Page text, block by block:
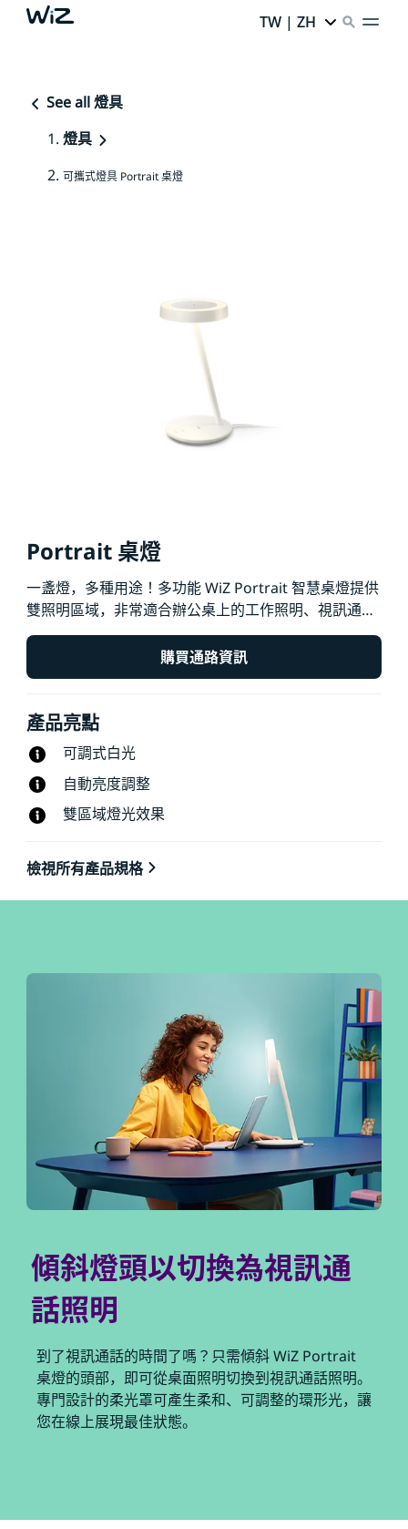
TW | ZH
See all 燈具
燈具
可攜式燈具 Portrait 桌燈
Portrait 桌燈
一盞燈，多種用途！多功能 WiZ Portrait 智慧桌燈提供
雙照明區域，非常適合辦公桌上的工作照明、視訊通
話，甚至能當作放鬆心情的床頭燈。只需旋轉頭部，即
可從桌面照明切換到視訊通話照明。專門設計的柔光罩
可產生柔和、可調整的環形光，讓您在線上展現最佳狀
照明，以減輕長時間工作的眼睛疲勞。簡單乾淨的幾何
設計適合任何裝飾。Portrait 智慧桌燈可與 WiZ 生態系
統的其他燈款完美搭配，並提供您所期望的輕鬆控制。
使用 WiZ 應用程式、WiZmote 或語音在家中任何角落
營造完美氛圍。
購買通路資訊
產品亮點
可調式白光
自動亮度調整
雙區域燈光效果
檢視所有產品規格
傾斜燈頭以切換為視訊通
話照明
到了視訊通話的時間了嗎？只需傾斜 WiZ Portrait
桌燈的頭部，即可從桌面照明切換到視訊通話照明。
專門設計的柔光罩可產生柔和、可調整的環形光，讓
您在線上展現最佳狀態。